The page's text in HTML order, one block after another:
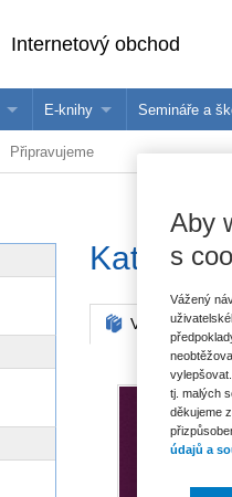
Internetový obchod
E-knihy
Jak na naše e-knihy?
Semináře a
Připravujeme
Katalog
Všechny
Aby
s
Vážený
tj. malých
děkujeme
údajů a